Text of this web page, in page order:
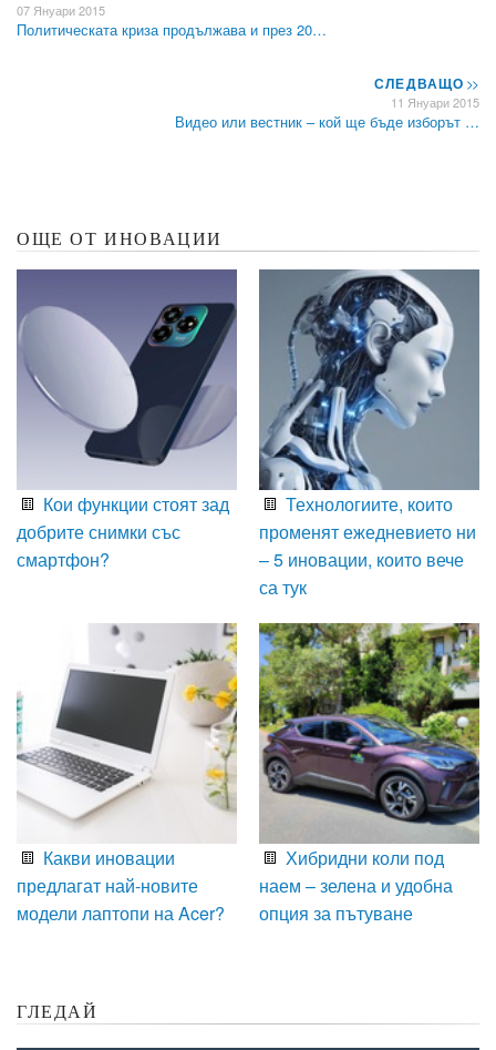
07 Януари 2015
Политическата криза продължава и през 20…
СЛЕДВАЩО>>
11 Януари 2015
Видео или вестник – кой ще бъде изборът …
ОЩЕ ОТ ИНОВАЦИИ
Кои функции стоят зад
добрите снимки със
смартфон?
Технологиите, които
променят ежедневието ни
– 5 иновации, които вече
са тук
Какви иновации
предлагат най-новите
модели лаптопи на Acer?
Хибридни коли под
наем – зелена и удобна
опция за пътуване
ГЛЕДАЙ